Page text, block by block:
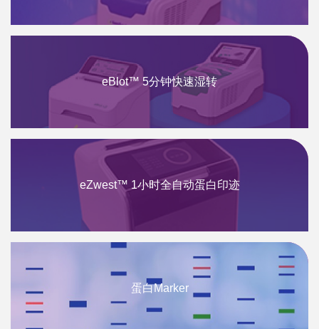
eBlot™ 5分钟快速湿转
eZwest™ 1小时全自动蛋白印迹
蛋白Marker